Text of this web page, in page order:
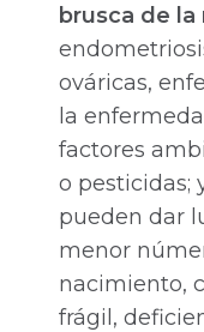
brusca de la
ováricas,
la
factores
o pesticidas;
pueden dar
menor
nacimiento,
frágil,